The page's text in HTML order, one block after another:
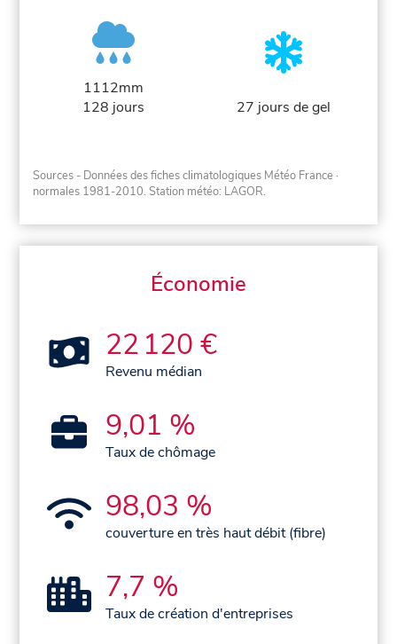
1112mm
128 jours
27 jours de gel
Sources - Données des fiches climatologiques Météo France ·
normales 1981-2010. Station météo: LAGOR.
Économie
22 120 €
Revenu médian
9,01 %
Taux de chômage
98,03 %
couverture en très haut débit (fibre)
7,7 %
Taux de création d'entreprises